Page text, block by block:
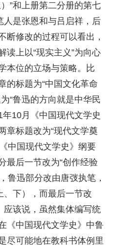
”和上册第二分册的第七
人是张恩和与吕启祥，后
断修改的过程可以看出，
读上以“现实主义”为向心
本位的立场与策略。比
的标题为“中国文化革命
“鲁迅的方向就是中华民
10月《中国现代文学史
章标题改为“现代文学奠
中国现代文学史》纲要
最后一节改为“创作经验
鲁迅部分改由唐弢执笔，
、下），而最后一节改
应该说，虽然集体编写统
《中国现代文学史》中鲁
尽可能地在教科书体例里